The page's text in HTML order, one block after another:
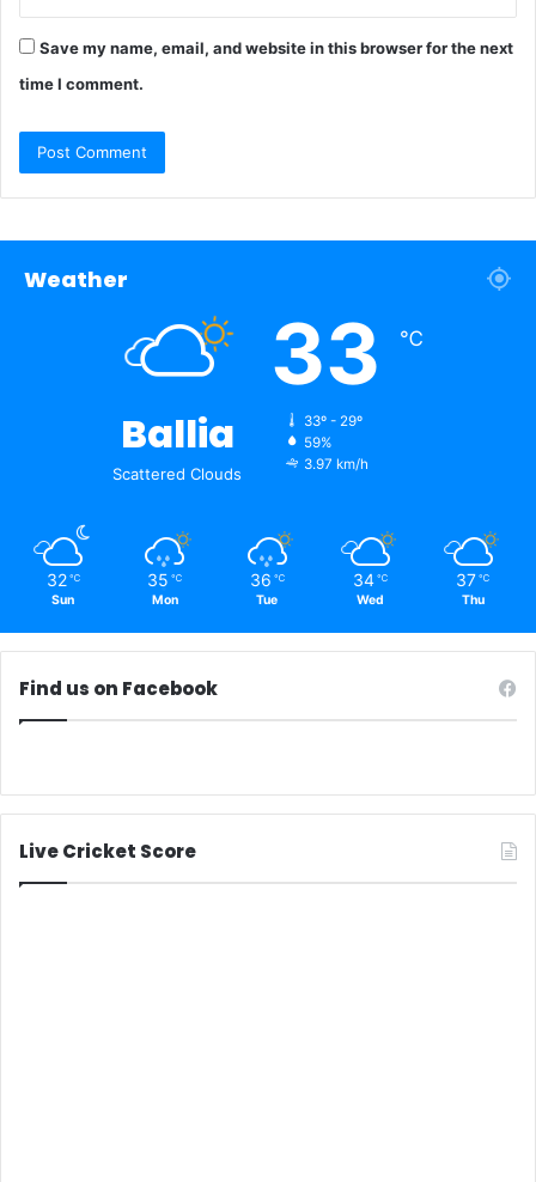
Save my name, email, and website in this browser for the next
time I comment.
Weather
Ballia
Scattered Clouds
33 ℃
33º - 29º
59%
3.97 km/h
32 ℃
Sun
35 ℃
Mon
36 ℃
Tue
34 ℃
Wed
37 ℃
Thu
Find us on Facebook
Live Cricket Score